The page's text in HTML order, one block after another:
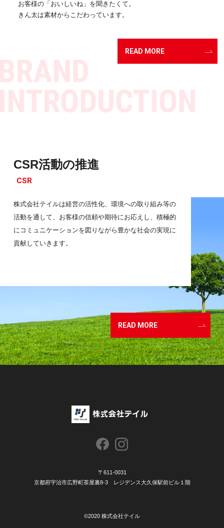
お客様の「おいしいね」を聞きたくて。
きん太は素材からこだわっています。
READ MORE
CSR活動の推進
CSR
株式会社テイルは経営の活性化、環境への取り組み等の
活動を通して、お客様の信頼や期待にお応えし、積極的
にコミュニケーションを図りながら豊かな社会の実現に
貢献していきます。
READ MORE
〒611-0031
京都府宇治市広野町茶屋裏8-3 レジデンス大久保駅前ビル１階
©2020 株式会社テイル